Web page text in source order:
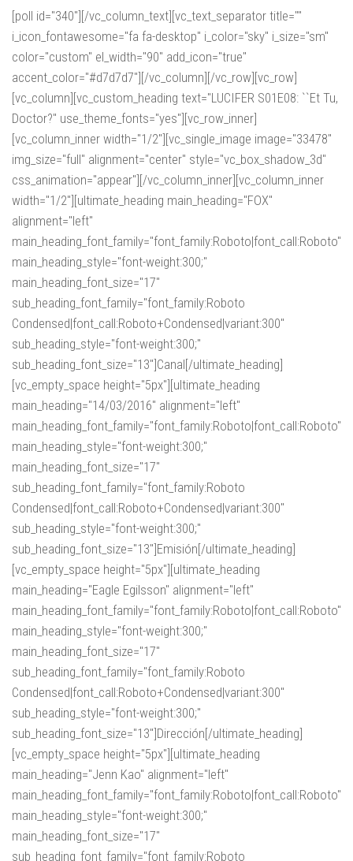
[poll id="340"][/vc_column_text][vc_text_separator title=""
i_icon_fontawesome="fa fa-desktop" i_color="sky" i_size="sm"
color="custom" el_width="90" add_icon="true"
accent_color="#d7d7d7"][/vc_column][/vc_row][vc_row]
[vc_column][vc_custom_heading text="LUCIFER S01E08: ``Et Tu,
Doctor?" use_theme_fonts="yes"][vc_row_inner]
[vc_column_inner width="1/2"][vc_single_image image="33478"
img_size="full" alignment="center" style="vc_box_shadow_3d"
css_animation="appear"][/vc_column_inner][vc_column_inner
width="1/2"][ultimate_heading main_heading="FOX"
alignment="left"
main_heading_font_family="font_family:Roboto|font_call:Roboto"
main_heading_style="font-weight:300;"
main_heading_font_size="17"
sub_heading_font_family="font_family:Roboto
Condensed|font_call:Roboto+Condensed|variant:300"
sub_heading_style="font-weight:300;"
sub_heading_font_size="13"]Canal[/ultimate_heading]
[vc_empty_space height="5px"][ultimate_heading
main_heading="14/03/2016" alignment="left"
main_heading_font_family="font_family:Roboto|font_call:Roboto"
main_heading_style="font-weight:300;"
main_heading_font_size="17"
sub_heading_font_family="font_family:Roboto
Condensed|font_call:Roboto+Condensed|variant:300"
sub_heading_style="font-weight:300;"
sub_heading_font_size="13"]Emisión[/ultimate_heading]
[vc_empty_space height="5px"][ultimate_heading
main_heading="Eagle Egilsson" alignment="left"
main_heading_font_family="font_family:Roboto|font_call:Roboto"
main_heading_style="font-weight:300;"
main_heading_font_size="17"
sub_heading_font_family="font_family:Roboto
Condensed|font_call:Roboto+Condensed|variant:300"
sub_heading_style="font-weight:300;"
sub_heading_font_size="13"]Dirección[/ultimate_heading]
[vc_empty_space height="5px"][ultimate_heading
main_heading="Jenn Kao" alignment="left"
main_heading_font_family="font_family:Roboto|font_call:Roboto"
main_heading_style="font-weight:300;"
main_heading_font_size="17"
sub_heading_font_family="font_family:Roboto